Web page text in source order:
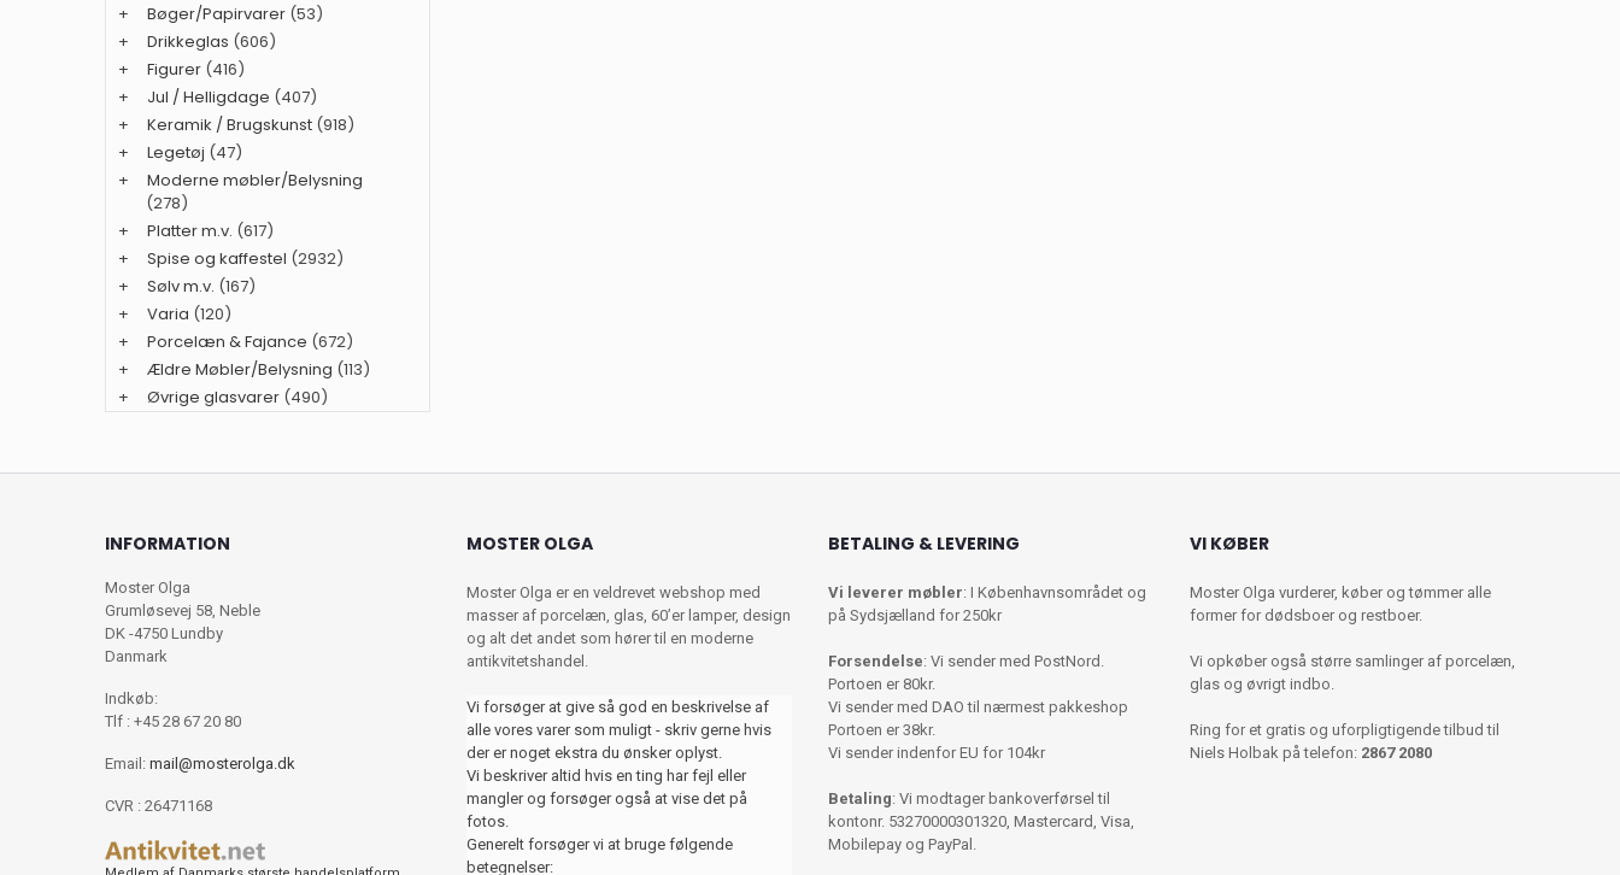
+
Bøger/Papirvarer (53)
+
Drikkeglas (606)
+
Figurer (416)
+
Jul / Helligdage (407)
+
Keramik / Brugskunst (918)
+
Legetøj (47)
+
Moderne møbler/Belysning
(278)
+
Platter m.v. (617)
+
Spise og kaffestel (2932)
+
Sølv m.v. (167)
+
Varia (120)
+
Porcelæn & Fajance (672)
+
Ældre Møbler/Belysning (113)
+
Øvrige glasvarer (490)
INFORMATION
Moster Olga
Grumløsevej 58, Neble
DK -4750 Lundby
Danmark
Indkøb:
Tlf : +45 28 67 20 80
Email: mail@mosterolga.dk
CVR : 26471168
MOSTER OLGA
Moster Olga er en veldrevet webshop med
masser af porcelæn, glas, 60’er lamper, design
og alt det andet som hører til en moderne
antikvitetshandel.
Vi forsøger at give så god en beskrivelse af
alle vores varer som muligt - skriv gerne hvis
der er noget ekstra du ønsker oplyst.
Vi beskriver altid hvis en ting har fejl eller
mangler og forsøger også at vise det på
fotos.
Generelt forsøger vi at bruge følgende
betegnelser:
BETALING & LEVERING
Vi leverer møbler: I Københavnsområdet og
på Sydsjælland for 250kr
Forsendelse: Vi sender med PostNord.
Portoen er 80kr.
Vi sender med DAO til nærmest pakkeshop
Portoen er 38kr.
Vi sender indenfor EU for 104kr
Betaling: Vi modtager bankoverførsel til
kontonr. 53270000301320, Mastercard, Visa,
Mobilepay og PayPal.
VI KØBER
Moster Olga vurderer, køber og tømmer alle
former for dødsboer og restboer.
Vi opkøber også større samlinger af porcelæn,
glas og øvrigt indbo.
Ring for et gratis og uforpligtigende tilbud til
Niels Holbak på telefon: 2867 2080